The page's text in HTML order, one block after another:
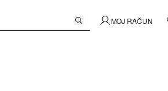
MOJ RAČUN